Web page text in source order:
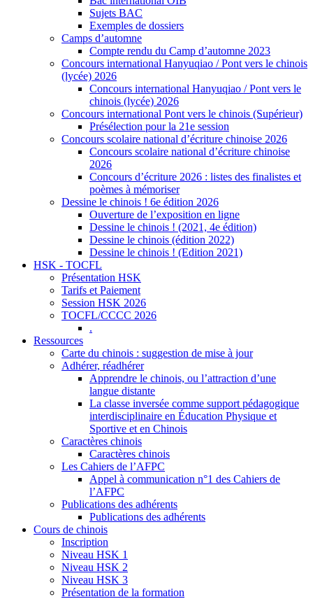
Sujets BAC
Exemples de dossiers
Camps d’automne
Compte rendu du Camp d’automne 2023
Concours international Hanyuqiao / Pont vers le chinois
(lycée) 2026
Concours international Hanyuqiao / Pont vers le
chinois (lycée) 2026
Concours international Pont vers le chinois (Supérieur)
Présélection pour la 21e session
Concours scolaire national d’écriture chinoise 2026
Concours scolaire national d’écriture chinoise
2026
Concours d’écriture 2026 : listes des finalistes et
poèmes à mémoriser
Dessine le chinois ! 6e édition 2026
Ouverture de l’exposition en ligne
Dessine le chinois ! (2021, 4e édition)
Dessine le chinois (édition 2022)
Dessine le chinois ! (Edition 2021)
HSK - TOCFL
Présentation HSK
Tarifs et Paiement
Session HSK 2026
TOCFL/CCCC 2026
.
Ressources
Carte du chinois : suggestion de mise à jour
Adhérer, réadhérer
Apprendre le chinois, ou l’attraction d’une
langue distante
La classe inversée comme support pédagogique
interdisciplinaire en Éducation Physique et
Sportive et en Chinois
Caractères chinois
Caractères chinois
Les Cahiers de l’AFPC
Appel à communication n°1 des Cahiers de
l’AFPC
Publications des adhérents
Publications des adhérents
Cours de chinois
Inscription
Niveau HSK 1
Niveau HSK 2
Niveau HSK 3
Présentation de la formation